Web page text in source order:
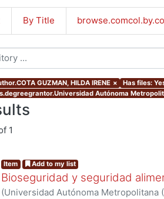
By Title
GUZMAN, HILDA IRENE × Has files:
Autónoma
1
Item Add to my list
Bioseguridad y seguridad
(Universidad Autónoma Metropolitana